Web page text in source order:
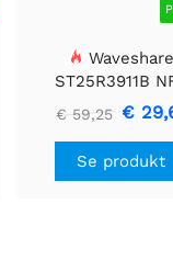
Waveshare
ST25R3911B
Evalueringssæt,
læser + TF-kort +
kabel
€ 59,25 €
Se produkt